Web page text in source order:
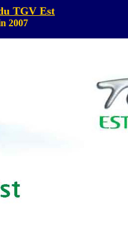
TGV Est
2007